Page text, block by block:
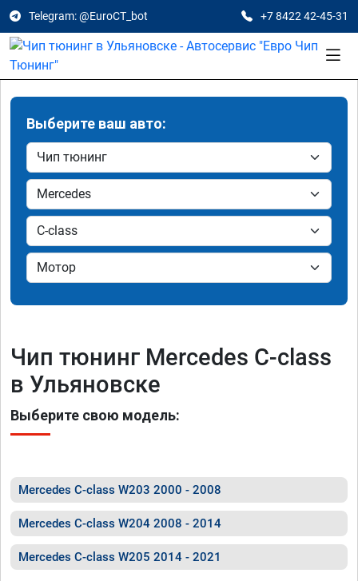
Telegram: @EuroCT_bot +7 8422 42-45-31
Выберите ваш авто:
Чип тюнинг Mercedes C-class
в Ульяновске
Выберите свою модель:
Mercedes C-class W203 2000 - 2008
Mercedes C-class W204 2008 - 2014
Mercedes C-class W205 2014 - 2021